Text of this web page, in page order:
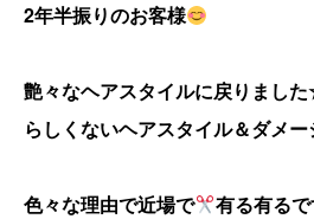
2年半振りのお客様
艶々なヘアスタイルに戻りまし
らしくないヘアスタイル＆ダメ
色々な理由で近場で
有る有る